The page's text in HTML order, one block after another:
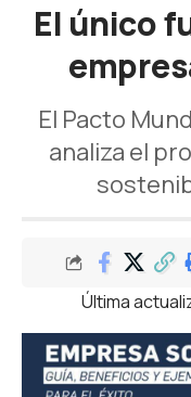
El único
El Pacto
analiza el
Última